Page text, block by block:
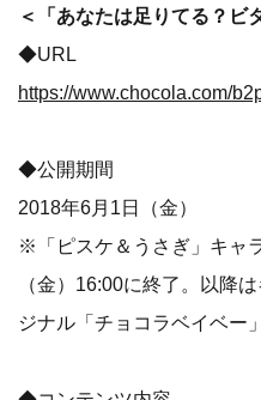
＜「あなたは足りてる？ビ
◆URL
https://www.chocola.com/
◆公開期間
2018年6月1日（金）
※「ピスケ＆うさぎ」キャ
（金）16:00に終了。以降
ジナル「チョコラベイベー